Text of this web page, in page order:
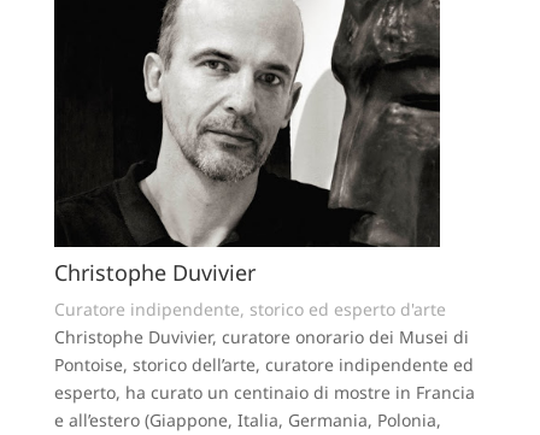
Christophe Duvivier
Curatore indipendente, storico ed esperto d'arte
Christophe Duvivier, curatore onorario dei Musei di
Pontoise, storico dell’arte, curatore indipendente ed
esperto, ha curato un centinaio di mostre in Francia
e all’estero (Giappone, Italia, Germania, Polonia,